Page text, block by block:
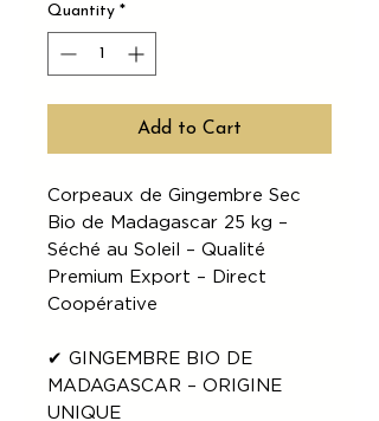
Quantity *
Add to Cart
Corpeaux de Gingembre Sec
Bio de Madagascar 25 kg –
Séché au Soleil – Qualité
Premium Export – Direct
Coopérative
✔ GINGEMBRE BIO DE
MADAGASCAR – ORIGINE
UNIQUE